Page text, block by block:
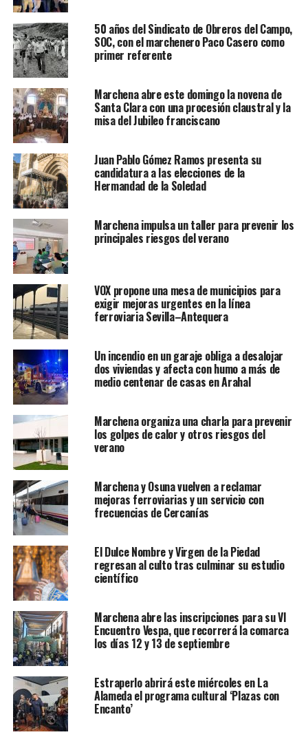
50 años del Sindicato de Obreros del Campo,
SOC, con el marchenero Paco Casero como
primer referente
Marchena abre este domingo la novena de
Santa Clara con una procesión claustral y la
misa del Jubileo franciscano
Juan Pablo Gómez Ramos presenta su
candidatura a las elecciones de la
Hermandad de la Soledad
Marchena impulsa un taller para prevenir los
principales riesgos del verano
VOX propone una mesa de municipios para
exigir mejoras urgentes en la línea
ferroviaria Sevilla–Antequera
Un incendio en un garaje obliga a desalojar
dos viviendas y afecta con humo a más de
medio centenar de casas en Arahal
Marchena organiza una charla para prevenir
los golpes de calor y otros riesgos del
verano
Marchena y Osuna vuelven a reclamar
mejoras ferroviarias y un servicio con
frecuencias de Cercanías
El Dulce Nombre y Virgen de la Piedad
regresan al culto tras culminar su estudio
científico
Marchena abre las inscripciones para su VI
Encuentro Vespa, que recorrerá la comarca
los días 12 y 13 de septiembre
Estraperlo abrirá este miércoles en La
Alameda el programa cultural ‘Plazas con
Encanto’